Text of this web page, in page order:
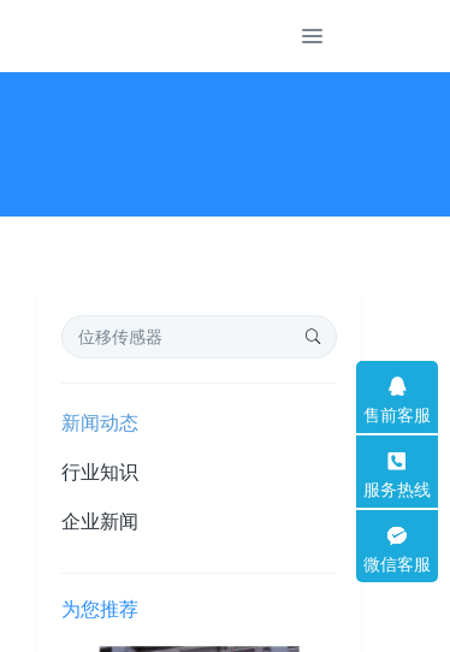
新闻动态
行业知识
企业新闻
为您推荐
售前客服
服务热线
微信客服